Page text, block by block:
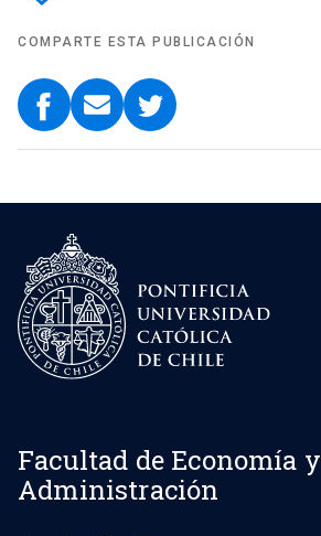
COMPARTE ESTA PUBLICACIÓN
Facultad de Economía y
Administración